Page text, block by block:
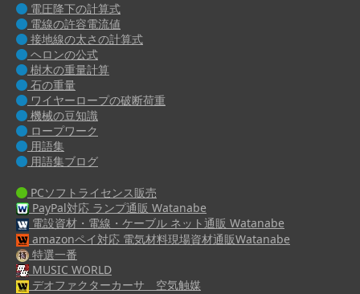
電圧降下の計算式
電線の許容電流値
接地線の太さの計算式
ヘロンの公式
樹木の重量計算
石の重量
ワイヤーロープの破断荷重
機械の豆知識
ロープワーク
用語集
用語集ブログ
PCソフトライセンス販売
PayPal対応 ランプ通販 Watanabe
電設資材・電線・ケーブル ネット通販 Watanabe
amazonペイ対応 電気材料現場資材通販Watanabe
特選一番
MUSIC WORLD
デオファクターカーサ 空気触媒